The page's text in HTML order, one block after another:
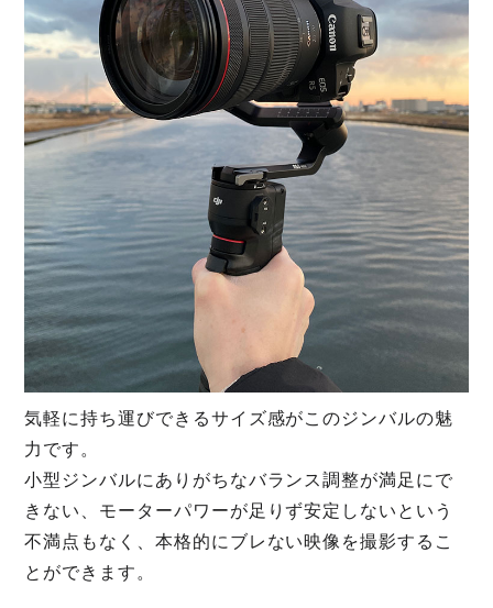
気軽に持ち運びできるサイズ感がこのジンバルの魅
力です。
小型ジンバルにありがちなバランス調整が満足にで
きない、モーターパワーが足りず安定しないという
不満点もなく、本格的にブレない映像を撮影するこ
とができます。